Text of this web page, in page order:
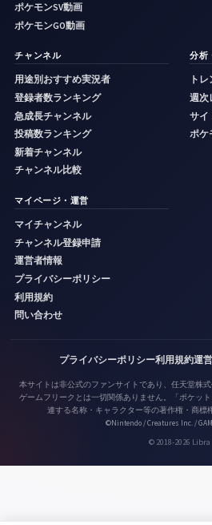
ポケモンSV動画
ポケモンGO動画
チャンネル
用途別おすすめ実況者
登録者数ランキング
急成長チャンネル
投稿数ランキング
新着チャンネル
チャンネル比較
分析
ト
週次
サイ
ポケ
マイページ・運営
マイチャンネル
チャンネル登録申請
運営者情報
プライバシーポリシー
利用規約
問い合わせ
プライバシーポリシー利用規約運
本サイトは非公式のファンサイトであり、任天堂株
ゲームフリークとは一切関係ありません。「ポケッ
連する名称・キャラクター等の著作権・商標
©Nintendo / Creatures Inc. /
© 2018-2026 Libra